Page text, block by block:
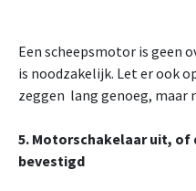
Een scheepsmotor is geen
is noodzakelijk. Let er ook
zeggen lang genoeg, maar
5. Motorschakelaar uit, of
bevestigd